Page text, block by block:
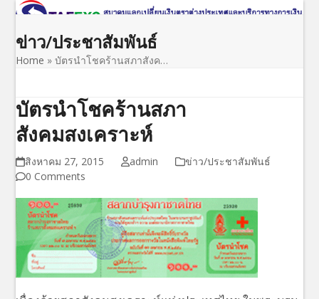
Skip
content
Open
mobile
menu
Close
mobile
menu
ข่าว/ประชาสัมพันธ์
Home »บัตรนำโชคร้านสภาสังค…
บัตรนำโชคร้านสภา
สังคมสงเคราะห์
สิงหาคม 27, 2015 admin
ข่าว/ประชาสัมพันธ์
0 Comments